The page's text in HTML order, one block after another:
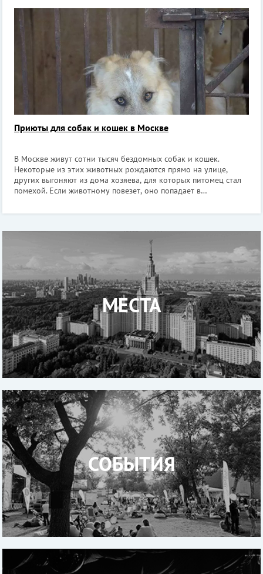
экстремальным видом развлечений, но
Приюты для собак и кошек в Москве
В Москве живут сотни тысяч бездомных собак и кошек.
Некоторые из этих животных рождаются прямо на улице,
других выгоняют из дома хозяева, для которых питомец стал
помехой. Если животному повезет, оно попадает в
за ним и активно искать ему
МЕСТА
СОБЫТИЯ